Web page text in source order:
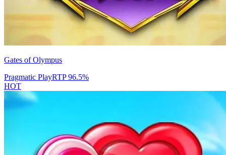
Gates of Olympus
Pragmatic PlayRTP96.5%
HOT